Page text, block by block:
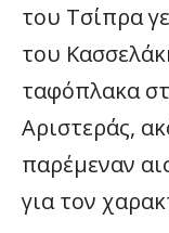
του Τσίπρα
του
ταφόπλακα
Αριστεράς,
παρέμεναν
για τον